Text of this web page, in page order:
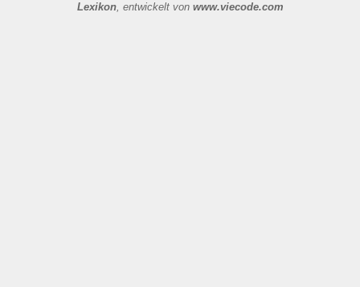
Lexikon, entwickelt von www.viecode.com